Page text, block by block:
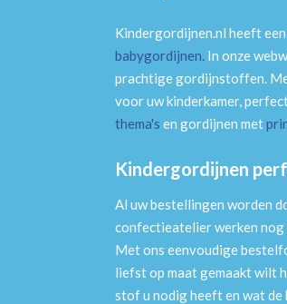
Kindergordijnen.nl heeft
babygordijnen. In onze
prachtige gordijnstoffen.
voor uw kinderkamer,
thema's en gordijnen met
Kindergordijnen
Al uw bestellingen worden
confectieatelier werken nog
Met ons eenvoudige
liefst op maat gemaakt wilt
stof u nodig heeft en wat